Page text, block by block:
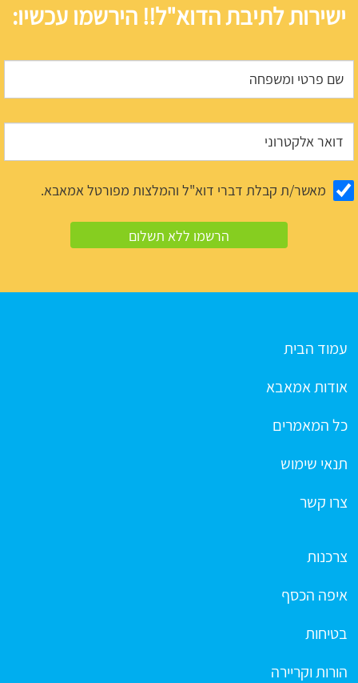
ישירות לתיבת הדוא"ל!! הירשמו עכשיו:
מאשר/ת קבלת דברי דוא"ל והמלצות מפורטל אמאבא.
עמוד הבית
אודות אמאבא
כל המאמרים
תנאי שימוש
צרו קשר
צרכנות
איפה הכסף
בטיחות
הורות וקריירה